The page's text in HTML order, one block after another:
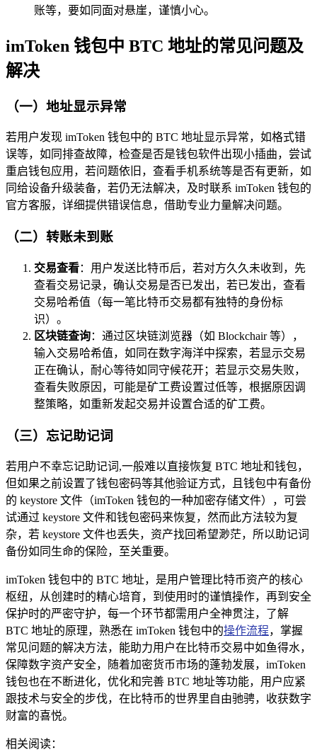
账等，要如同面对悬崖，谨慎小心。
imToken 钱包中 BTC 地址的常见问题及
解决
（一）地址显示异常
若用户发现 imToken 钱包中的 BTC 地址显示异常，如格式错
误等，如同排查故障，检查是否是钱包软件出现小插曲，尝试
重启钱包应用，若问题依旧，查看手机系统等是否有更新，如
同给设备升级装备，若仍无法解决，及时联系 imToken 钱包的
官方客服，详细提供错误信息，借助专业力量解决问题。
（二）转账未到账
交易查看：用户发送比特币后，若对方久久未收到，先
查看交易记录，确认交易是否已发出，若已发出，查看
交易哈希值（每一笔比特币交易都有独特的身份标
识）。
区块链查询：通过区块链浏览器（如 Blockchair 等），
输入交易哈希值，如同在数字海洋中探索，若显示交易
正在确认，耐心等待如同守候花开；若显示交易失败，
查看失败原因，可能是矿工费设置过低等，根据原因调
整策略，如重新发起交易并设置合适的矿工费。
（三）忘记助记词
若用户不幸忘记助记词,一般难以直接恢复 BTC 地址和钱包，
但如果之前设置了钱包密码等其他验证方式，且钱包中有备份
的 keystore 文件（imToken 钱包的一种加密存储文件），可尝
试通过 keystore 文件和钱包密码来恢复，然而此方法较为复
杂，若 keystore 文件也丢失，资产找回希望渺茫，所以助记词
备份如同生命的保险，至关重要。
imToken 钱包中的 BTC 地址，是用户管理比特币资产的核心
枢纽，从创建时的精心培育，到使用时的谨慎操作，再到安全
保护时的严密守护，每一个环节都需用户全神贯注，了解
BTC 地址的原理，熟悉在 imToken 钱包中的操作流程，掌握
常见问题的解决方法，能助力用户在比特币交易中如鱼得水，
保障数字资产安全，随着加密货币市场的蓬勃发展，imToken
钱包也在不断进化，优化和完善 BTC 地址等功能，用户应紧
跟技术与安全的步伐，在比特币的世界里自由驰骋，收获数字
财富的喜悦。
相关阅读：